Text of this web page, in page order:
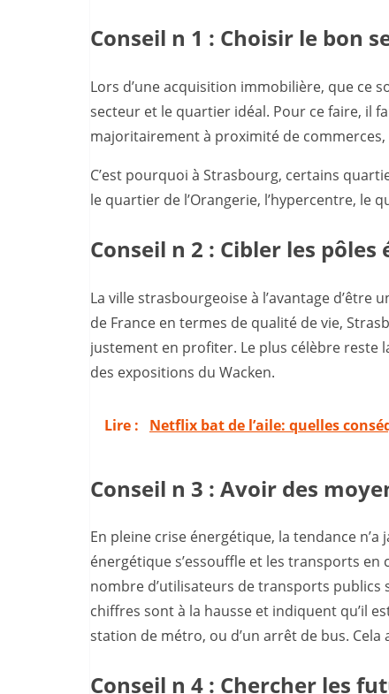
Conseil n 1 : Choisir le bon
Lors d’une acquisition immobilière, que ce
secteur et le quartier idéal. Pour ce faire, il
majoritairement à proximité de
C’est pourquoi à Strasbourg, certains
le quartier de l’Orangerie, l’hypercentre, le
Conseil n 2 : Cibler les pôles
La ville strasbourgeoise à l’avantage d’être
de France en termes de qualité de vie,
justement en profiter. Le plus célèbre reste
des expositions du Wacken.
Lire : Netflix bat de l’aile: quelles
Conseil n 3 : Avoir des
En pleine crise énergétique, la tendance
énergétique s’essouffle et les transports
nombre d’utilisateurs de transports publics
chiffres sont à la hausse et indiquent qu’il
station de métro, ou d’un arrêt de bus.
Conseil n 4 : Chercher les